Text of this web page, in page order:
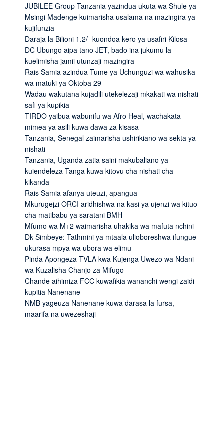
JUBILEE Group Tanzania yazindua ukuta wa Shule ya
Msingi Madenge kuimarisha usalama na mazingira ya
kujifunzia
Daraja la Bilioni 1.2/- kuondoa kero ya usafiri Kilosa
DC Ubungo aipa tano JET, bado ina jukumu la
kuelimisha jamii utunzaji mazingira
Rais Samia azindua Tume ya Uchunguzi wa wahusika
wa matuki ya Oktoba 29
Wadau wakutana kujadili utekelezaji mkakati wa nishati
safi ya kupikia
TIRDO yaibua wabunifu wa Afro Heal, wachakata
mimea ya asili kuwa dawa za kisasa
Tanzania, Senegal zaimarisha ushirikiano wa sekta ya
nishati
Tanzania, Uganda zatia saini makubaliano ya
kuiendeleza Tanga kuwa kitovu cha nishati cha
kikanda
Rais Samia afanya uteuzi, apangua
Mkurugejzi ORCI aridhishwa na kasi ya ujenzi wa kituo
cha matibabu ya saratani BMH
Mfumo wa M+2 waimarisha uhakika wa mafuta nchini
Dk Simbeye: Tathmini ya mtaala ulioboreshwa ifungue
ukurasa mpya wa ubora wa elimu
Pinda Apongeza TVLA kwa Kujenga Uwezo wa Ndani
wa Kuzalisha Chanjo za Mifugo
Chande aihimiza FCC kuwafikia wananchi wengi zaidi
kupitia Nanenane
NMB yageuza Nanenane kuwa darasa la fursa,
maarifa na uwezeshaji